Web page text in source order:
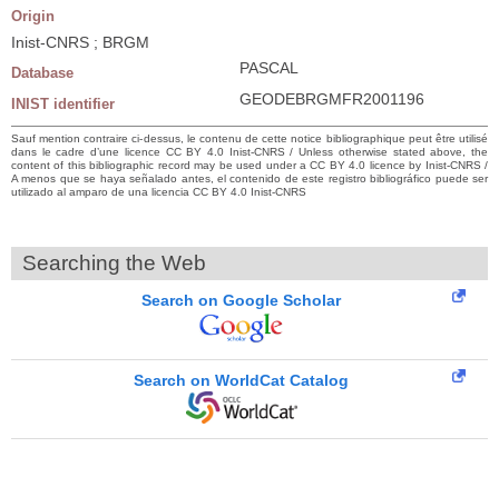
Origin
Inist-CNRS ; BRGM
Database PASCAL
INIST identifier GEODEBRGMFR2001196
Sauf mention contraire ci-dessus, le contenu de cette notice bibliographique peut être utilisé
dans le cadre d’une licence CC BY 4.0 Inist-CNRS / Unless otherwise stated above, the
content of this bibliographic record may be used under a CC BY 4.0 licence by Inist-CNRS /
A menos que se haya señalado antes, el contenido de este registro bibliográfico puede ser
utilizado al amparo de una licencia CC BY 4.0 Inist-CNRS
Searching the Web
Search on Google Scholar
Search on WorldCat Catalog